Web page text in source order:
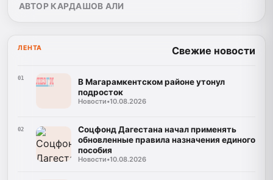
АВТОР КАРДАШОВ АЛИ
ЛЕНТА Свежие новости
01
В Магарамкентском районе утонул
подросток
Новости•10.08.2026
02
Соцфонд Дагестана начал применять
обновленные правила назначения единого
пособия
Новости•10.08.2026